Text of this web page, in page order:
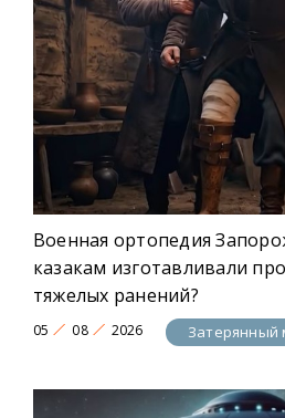
Военная ортопедия
казакам изготавливали
тяжелых ранений?
05 08 2026 Затерянный